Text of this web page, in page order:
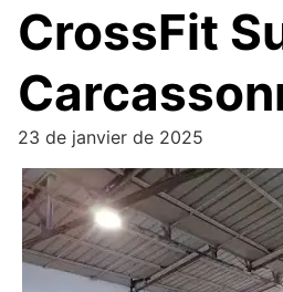
CrossFit
23 de janvier de 2025